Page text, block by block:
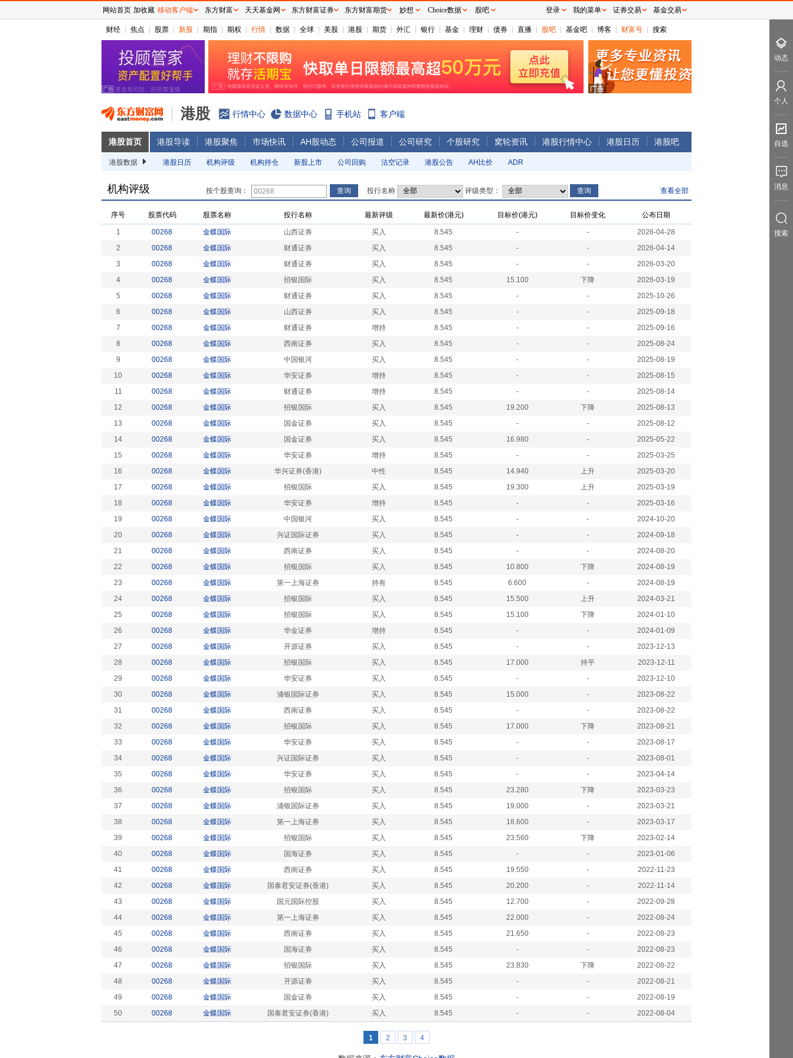
财经 焦点 股票 新股 期指 期权 行情 数据 全球 美股 港股 期货 外汇 银行 基金 理财 债券 直播 股吧 基金吧 博客 财富号 搜索
港股 行情中心 数据中心 手机站 客户端
港股首页 港股导读 港股聚焦 市场快讯 AH股动态 公司报道 公司研究 个股研究 窝轮资讯 港股行情中心 港股日历 港股吧
港股数据 港股日历 机构评级 机构持仓 新股上市 公司回购 沽空记录 港股公告 AH比价 ADR
机构评级 按个股查询： 投行名称 评级类型： 查看全部
序号 股票代码 股票名称 投行名称 最新评级 最新价(港元) 目标价(港元) 目标价变化 公布日期
1 00268 金蝶国际 山西证券 买入 8.545 - -
2026-04-28
2
00268 金蝶国际 财通证券 买入 8.545 - -
2026-04-14
3
00268 金蝶国际 财通证券 买入 8.545 - -
2026-03-20
4
00268 金蝶国际 招银国际 买入 8.545 15.100 下降
2026-03-19
5
00268 金蝶国际 财通证券 买入 8.545 - -
2025-10-26
6
00268 金蝶国际 山西证券 买入 8.545 - -
2025-09-18
7
00268 金蝶国际 财通证券 增持 8.545 - -
2025-09-16
8
00268 金蝶国际 西南证券 买入 8.545 - -
2025-08-24
9
00268 金蝶国际 中国银河 买入 8.545 - -
2025-08-19
10
00268 金蝶国际 华安证券 增持 8.545 - -
2025-08-15
11
00268 金蝶国际 财通证券 增持 8.545 - -
2025-08-14
12
00268 金蝶国际 招银国际 买入 8.545 19.200 下降
2025-08-13
13
00268 金蝶国际 国金证券 买入 8.545 - -
2025-08-12
14
00268 金蝶国际 国金证券 买入 8.545 16.980 -
2025-05-22
15
00268 金蝶国际 华安证券 增持 8.545 - -
2025-03-25
16
00268 金蝶国际 华兴证券(香港) 中性 8.545 14.940 上升
2025-03-20
17
00268 金蝶国际 招银国际 买入 8.545 19.300 上升
2025-03-19
18
00268 金蝶国际 华安证券 增持 8.545 - -
2025-03-16
19
00268 金蝶国际 中国银河 买入 8.545 - -
2024-10-20
20
00268 金蝶国际 兴证国际证券 买入 8.545 - -
2024-09-18
21
00268 金蝶国际 西南证券 买入 8.545 - -
2024-08-20
22
00268 金蝶国际 招银国际 买入 8.545 10.800 下降
2024-08-19
23
00268 金蝶国际 第一上海证券 持有 8.545 6.600 -
2024-08-19
24
00268 金蝶国际 招银国际 买入 8.545 15.500 上升
2024-03-21
25
00268 金蝶国际 招银国际 买入 8.545 15.100 下降
2024-01-10
26
00268 金蝶国际 华金证券 增持 8.545 - -
2024-01-09
27
00268 金蝶国际 开源证券 买入 8.545 - -
2023-12-13
28
00268 金蝶国际 招银国际 买入 8.545 17.000 持平
2023-12-11
29
00268 金蝶国际 华安证券 买入 8.545 - -
2023-12-10
30
00268 金蝶国际 浦银国际证券 买入 8.545 15.000 -
2023-08-22
31
00268 金蝶国际 西南证券 买入 8.545 - -
2023-08-22
32
00268 金蝶国际 招银国际 买入 8.545 17.000 下降
2023-08-21
33
00268 金蝶国际 华安证券 买入 8.545 - -
2023-08-17
34
00268 金蝶国际 兴证国际证券 买入 8.545 - -
2023-08-01
35
00268 金蝶国际 华安证券 买入 8.545 - -
2023-04-14
36
00268 金蝶国际 招银国际 买入 8.545 23.280 下降
2023-03-23
37
00268 金蝶国际 浦银国际证券 买入 8.545 19.000 -
2023-03-21
38
00268 金蝶国际 第一上海证券 买入 8.545 18.600 -
2023-03-17
39
00268 金蝶国际 招银国际 买入 8.545 23.560 下降
2023-02-14
40
00268 金蝶国际 国海证券 买入 8.545 - -
2023-01-06
41
00268 金蝶国际 西南证券 买入 8.545 19.550 -
2022-11-23
42
00268 金蝶国际 国泰君安证券(香港) 买入 8.545 20.200 -
2022-11-14
43
00268 金蝶国际 国元国际控股 买入 8.545 12.700 -
2022-09-28
44
00268 金蝶国际 第一上海证券 买入 8.545 22.000 -
2022-08-24
45
00268 金蝶国际 西南证券 买入 8.545 21.650 -
2022-08-23
46
00268 金蝶国际 国海证券 买入 8.545 - -
2022-08-23
47
00268 金蝶国际 招银国际 买入 8.545 23.830 下降
2022-08-22
48
00268 金蝶国际 开源证券 买入 8.545 - -
2022-08-21
49
00268 金蝶国际 国金证券 买入 8.545 - -
2022-08-19
50
00268 金蝶国际 国泰君安证券(香港) 买入 8.545 - - 2022-08-04
1 2 3 4
网站首页 加收藏 移动客户端 东方财富 天天基金网 东方财富证券 东方财富期货 妙想 Choice数据 股吧 登录 我的菜单 证券交易 基金交易
动态
个人
自选
消息
搜索